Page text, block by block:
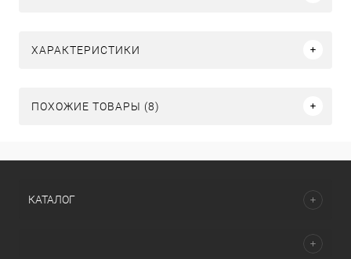
ХАРАКТЕРИСТИКИ
ПОХОЖИЕ ТОВАРЫ (8)
КАТАЛОГ